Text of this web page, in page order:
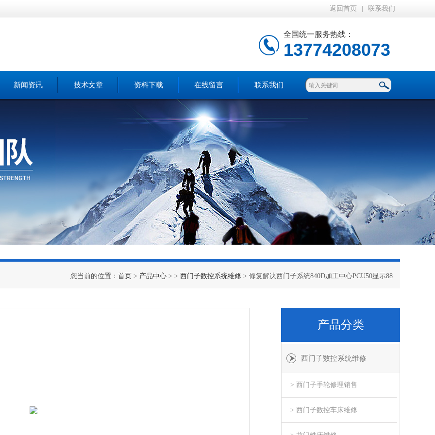
返回首页 联系我们
全国统一服务热线：
13774208073
新闻资讯 技术文章 资料下载 在线留言 联系我们
您当前的位置： 首页 > 产品中心 > > 西门子数控系统维修 > 修复解决西门子系统840D加工中心PCU50显示88
产品分类
西门子数控系统维修
> 西门子手轮修理销售
> 西门子数控车床维修